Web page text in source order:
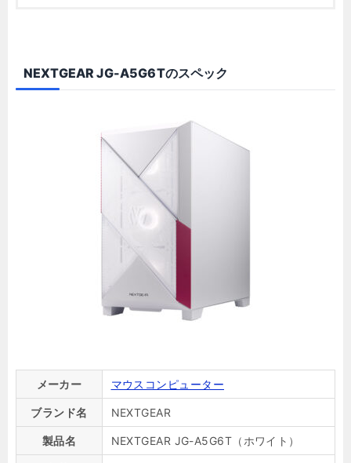
NEXTGEAR JG-A5G6Tのスペック
メーカー マウスコンピューター
ブランド名 NEXTGEAR
製品名 NEXTGEAR JG-A5G6T（ホワイト）